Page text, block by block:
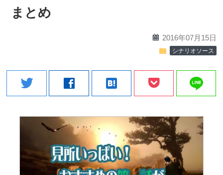
まとめ
calendar 2016年07月15日
folder シナリオソース
twitter facebook hatenabookmark line